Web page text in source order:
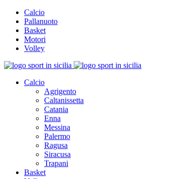
Calcio
Pallanuoto
Basket
Motori
Volley
Calcio
Agrigento
Caltanissetta
Catania
Enna
Messina
Palermo
Ragusa
Siracusa
Trapani
Basket